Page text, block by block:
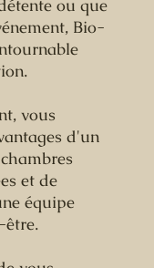
ou que
Bio-
vous
d'un
et de
équipe
être.